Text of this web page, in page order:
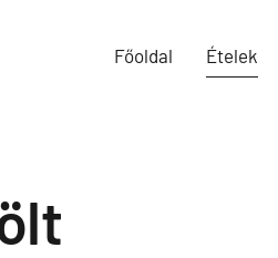
Főoldal Ételek